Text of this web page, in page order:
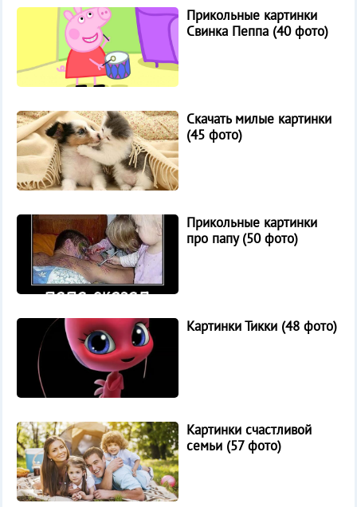
Прикольные картинки
Свинка Пеппа (40 фото)
Скачать милые картинки
(45 фото)
Прикольные картинки
про папу (50 фото)
Картинки Тикки (48 фото)
Картинки счастливой
семьи (57 фото)